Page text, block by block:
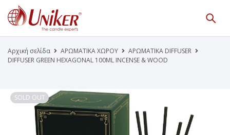
Κατάλογος Προϊόντων
Γίνε Συνεργάτης μας
Το Uniker.grαπευθύνεται μόνο σε εμπόρους
Αρχική σελίδα ΑΡΩΜΑΤΙΚΑ ΧΩΡΟΥ
ΑΡΩΜΑΤΙΚΑ DIFFUSER
DIFFUSER GREEN HEXAGONAL 100ML INCENSE & WOOD
SOLD OUT